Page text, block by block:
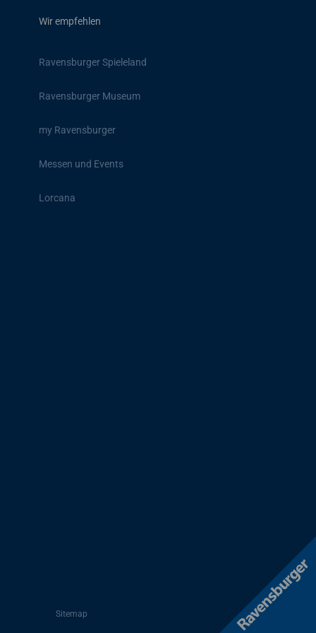
Wir empfehlen
Ravensburger Spieleland
Ravensburger Museum
my Ravensburger
Messen und Events
Lorcana
Sitemap